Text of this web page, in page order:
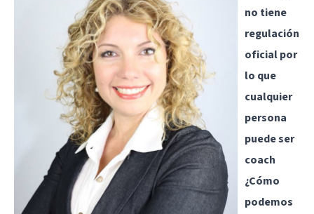
no tiene
regulación
oficial por
lo que
cualquier
persona
puede ser
coach
¿Cómo
podemos